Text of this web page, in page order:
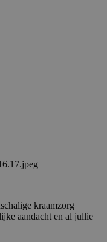
kraamzorg
aandacht en al jullie